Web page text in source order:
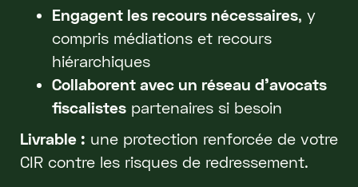
Engagent les recours nécessaires, y
compris médiations et recours
hiérarchiques
Collaborent avec un réseau d’avocats
fiscalistespartenaires si besoin
Livrable : une protection renforcée de votre
CIR contre les risques de redressement.